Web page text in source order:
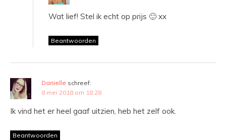
Wat lief! Stel ik echt op prijs 🙂 xx
Beantwoorden
Danielle schreef:
8 mei 2018 om 18:28
Ik vind het er heel gaaf uitzien, heb het zelf ook.
Beantwoorden